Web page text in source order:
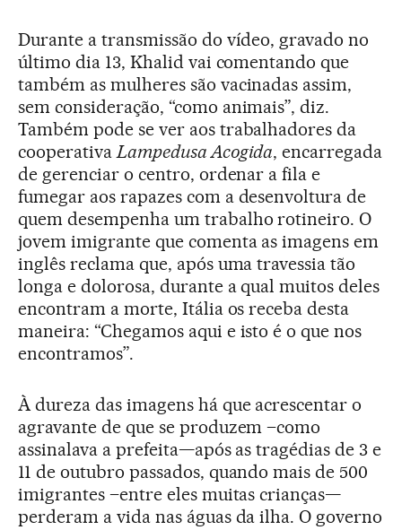
Durante a transmissão do vídeo, gravado no
último dia 13, Khalid vai comentando que
também as mulheres são vacinadas assim,
sem consideração, “como animais”, diz.
Também pode se ver aos trabalhadores da
cooperativa Lampedusa Acogida, encarregada
de gerenciar o centro, ordenar a fila e
fumegar aos rapazes com a desenvoltura de
quem desempenha um trabalho rotineiro. O
jovem imigrante que comenta as imagens em
inglês reclama que, após uma travessia tão
longa e dolorosa, durante a qual muitos deles
encontram a morte, Itália os receba desta
maneira: “Chegamos aqui e isto é o que nos
encontramos”.
À dureza das imagens há que acrescentar o
agravante de que se produzem –como
assinalava a prefeita—após as tragédias de 3 e
11 de outubro passados, quando mais de 500
imigrantes –entre eles muitas crianças—
perderam a vida nas águas da ilha. O governo